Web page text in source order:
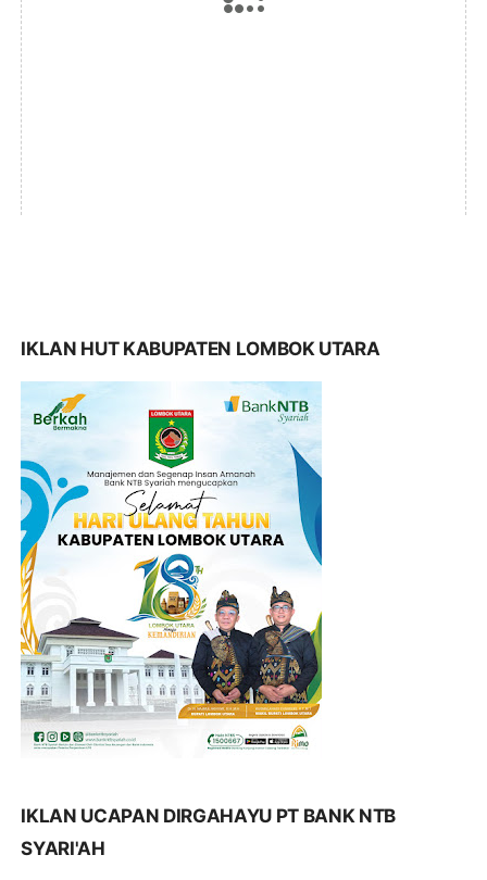
IKLAN HUT KABUPATEN LOMBOK UTARA
IKLAN UCAPAN DIRGAHAYU PT BANK NTB
SYARI'AH